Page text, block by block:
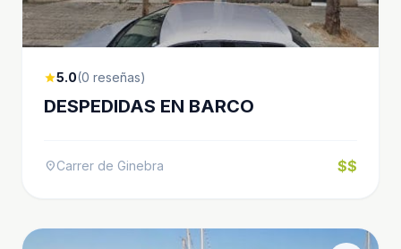
star5.0(0 reseñas)
DESPEDIDAS EN BARCO
location_onCarrer de Ginebra $$